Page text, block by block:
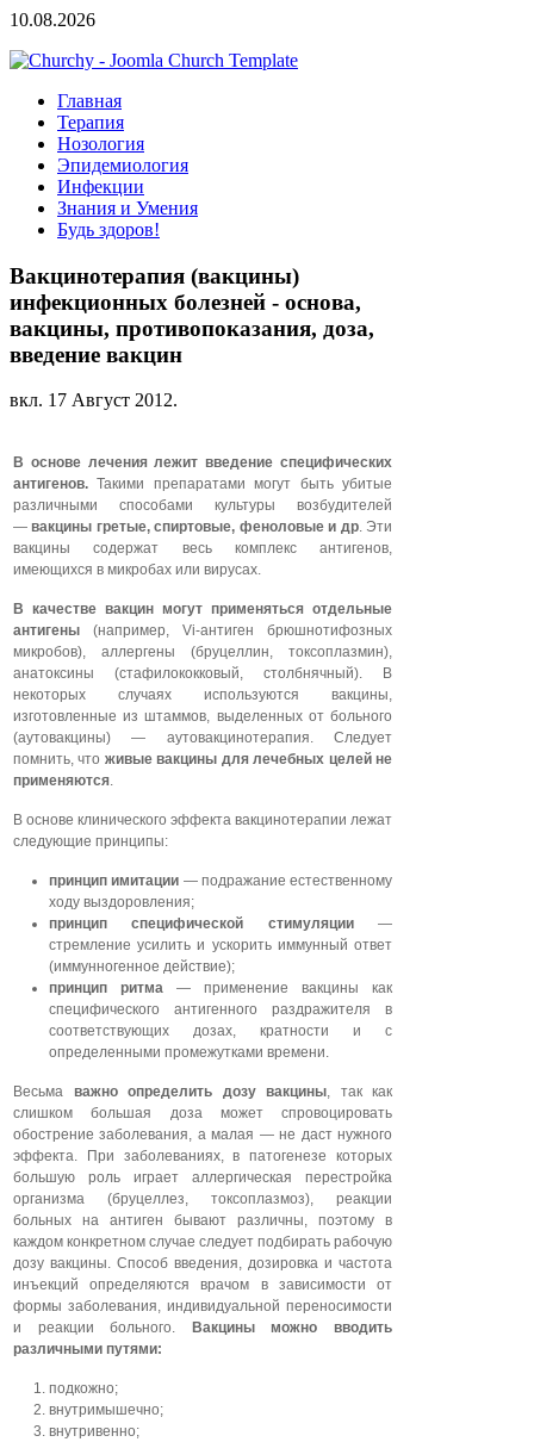
10.08.2026
Главная
Терапия
Нозология
Эпидемиология
Инфекции
Знания и Умения
Будь здоров!
Вакцинотерапия (вакцины)
инфекционных болезней - основа,
вакцины, противопоказания, доза,
введение вакцин
вкл. 17 Август 2012.
В основе лечения лежит введение специфических
антигенов. Такими препаратами могут быть убитые
различными способами культуры возбудителей
—вакцины гретые, спиртовые, феноловые и др. Эти
вакцины содержат весь комплекс антигенов,
имеющихся в микробах или вирусах.
В качестве вакцин могут применяться отдельные
антигены (например, Vi-антиген брюшнотифозных
микробов), аллергены (бруцеллин, токсоплазмин),
анатоксины (стафилококковый, столбнячный). В
некоторых случаях используются вакцины,
изготовленные из штаммов, выделенных от больного
(аутовакцины) — аутовакцинотерапия. Следует
помнить, что живые вакцины для лечебных целей не
применяются.
В основе клинического эффекта вакцинотерапии лежат
следующие принципы:
принцип имитации — подражание естественному
ходу выздоровления;
принцип специфической стимуляции—
стремление усилить и ускорить иммунный ответ
(иммунногенное действие);
принцип ритма — применение вакцины как
специфического антигенного раздражителя в
соответствующих дозах, кратности и с
определенными промежутками времени.
Весьма важно определить дозу вакцины, так как
слишком большая доза может спровоцировать
обострение заболевания, а малая — не даст нужного
эффекта. При заболеваниях, в патогенезе которых
большую роль играет аллергическая перестройка
организма (бруцеллез, токсоплазмоз), реакции
больных на антиген бывают различны, поэтому в
каждом конкретном случае следует подбирать рабочую
дозу вакцины. Способ введения, дозировка и частота
инъекций определяются врачом в зависимости от
формы заболевания, индивидуальной переносимости
и реакции больного. Вакцины можно вводить
различными путями:
подкожно;
внутримышечно;
внутривенно;